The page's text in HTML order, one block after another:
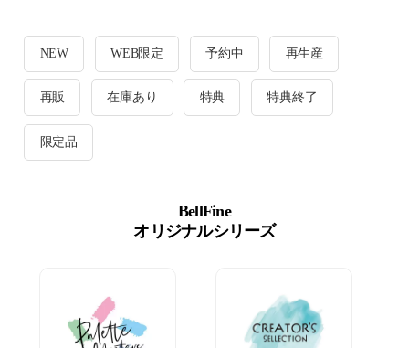
NEW WEB限定 予約中 再生産
再販 在庫あり 特典 特典終了
限定品
BellFine
オリジナルシリーズ